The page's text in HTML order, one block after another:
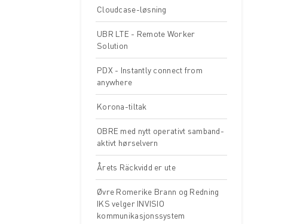
Cloudcase-løsning
UBR LTE - Remote Worker
Solution
PDX - Instantly connect from
anywhere
Korona-tiltak
OBRE med nytt operativt samband-
aktivt hørselvern
Årets Räckvidd er ute
Øvre Romerike Brann og Redning
IKS velger INVISIO
kommunikasjonssystem